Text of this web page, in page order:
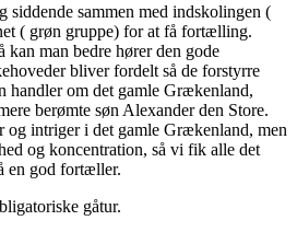
siddende sammen med indskolingen (
( grøn gruppe) for at få fortælling.
kan man bedre hører den gode
bliver fordelt så de forstyrre
om det gamle Grækenland,
berømte søn Alexander den Store.
intriger i det gamle Grækenland, men
og koncentration, så vi fik alle det
en god fortæller.
gåtur.